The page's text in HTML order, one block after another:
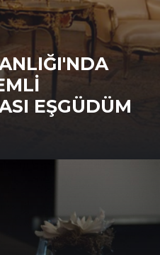
VALISI
KAYMAKAM